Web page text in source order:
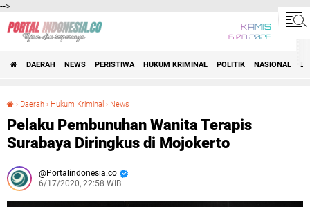
-->
KAMIS
6 08 2026
DAERAH NEWS PERISTIWA HUKUM KRIMINAL POLITIK NASIONAL
› Daerah › Hukum Kriminal › News
Pelaku Pembunuhan Wanita Terapis
Surabaya Diringkus di Mojokerto
Portalindonesia.co
6/17/2020, 22:58 WIB